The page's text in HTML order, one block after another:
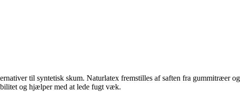
til syntetisk skum. Naturlatex fremstilles af saften fra gummitræer og
og hjælper med at lede fugt væk.